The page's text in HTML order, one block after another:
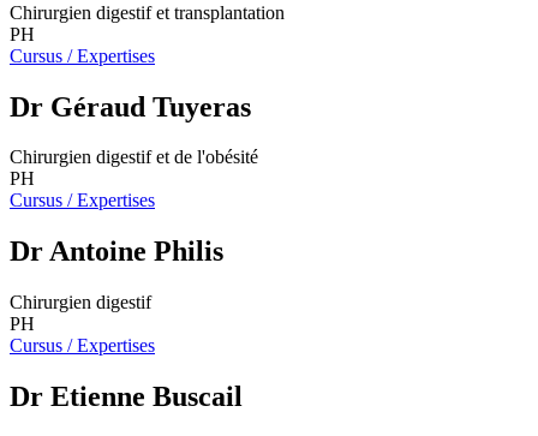
Chirurgien digestif et transplantation
PH
Cursus / Expertises
Dr Géraud Tuyeras
Chirurgien digestif et de l'obésité
PH
Cursus / Expertises
Dr Antoine Philis
Chirurgien digestif
PH
Cursus / Expertises
Dr Etienne Buscail